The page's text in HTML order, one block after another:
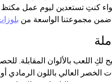
كنتِ تستعدين ليوم عمل مكتظ
ضمن مجموعتنا الواسعة من
اللعب بالألوان المقابلة.
الخصر العالي باللون